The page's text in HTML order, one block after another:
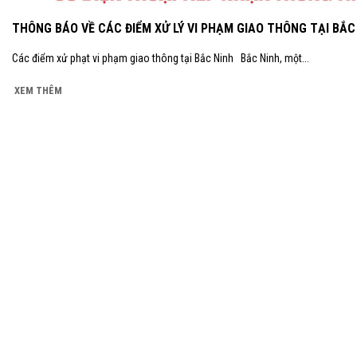
THÔNG BÁO VỀ CÁC ĐIỂM XỬ LÝ VI PHẠM GIAO THÔNG TẠI
Các điểm xử phạt vi phạm giao thông tại Bắc Ninh Bắc Ninh, một...
XEM THÊM